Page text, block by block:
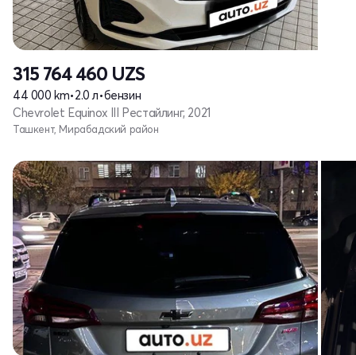
315 764 460 UZS
44 000 km•2.0 л•бензин
Chevrolet Equinox III Рестайлинг, 2021
Ташкент, Мирабадский район